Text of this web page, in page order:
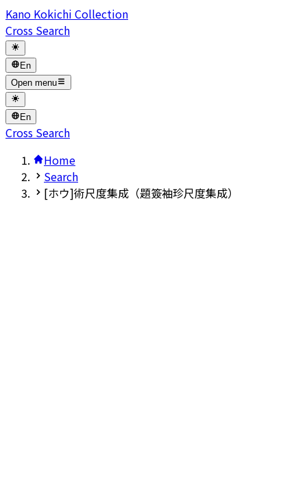
Kano Kokichi Collection
Cross Search
En
Open menu
En
Cross Search
Home
Search
[ホウ]術尺度集成（題簽袖珍尺度集成）